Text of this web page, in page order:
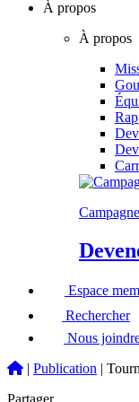
À propos
À propos
Espace
Rechercher
Nous
| Publication |
Partager